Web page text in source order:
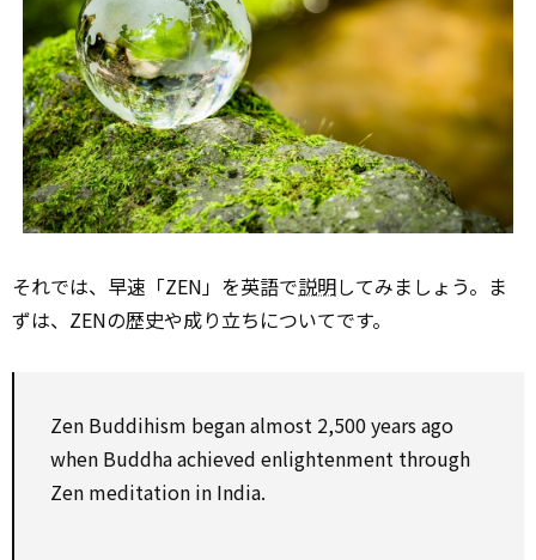
それでは、早速「ZEN」を英語で説明してみましょう。ま
ずは、ZENの歴史や成り立ちについてです。
Zen Buddihism began almost 2,500 years ago
when Buddha achieved enlightenment through
Zen meditation in India.